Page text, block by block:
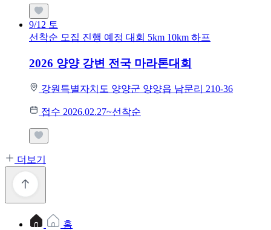
9/12 토
선착순 모집 진행 예정 대회 5km 10km 하프
2026 양양 강변 전국 마라톤대회
강원특별자치도 양양군 양양읍 남문리 210-36
접수 2026.02.27~선착순
더보기
홈